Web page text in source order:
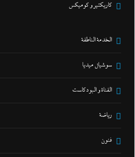
كاريكتير و كوميكس
الخدمة الناطقة
سوشيال ميديا
القناة و البودكاست
رياضة
فنون